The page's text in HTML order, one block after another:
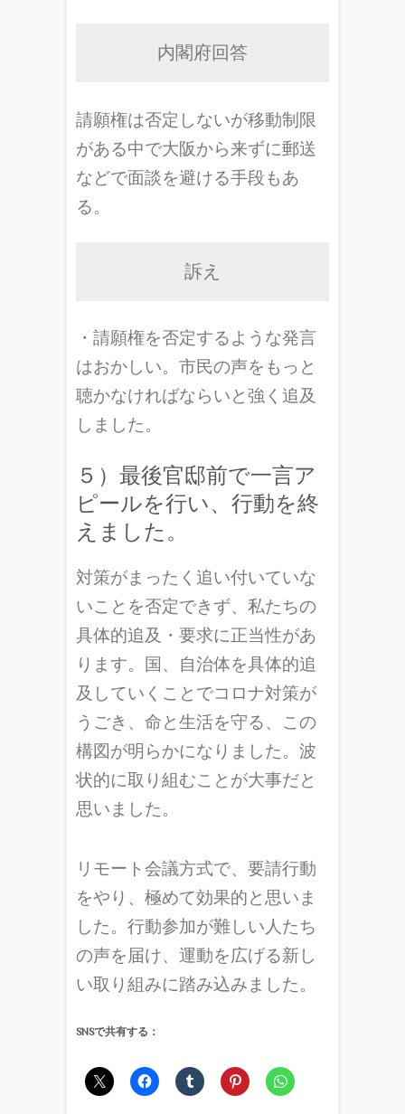
内閣府回答
請願権は否定しないが移動制限
がある中で大阪から来ずに郵送
などで面談を避ける手段もあ
る。
訴え
・請願権を否定するような発言
はおかしい。市民の声をもっと
聴かなければならいと強く追及
しました。
５）最後官邸前で一言ア
ピールを行い、行動を終
えました。
対策がまったく追い付いていな
いことを否定できず、私たちの
具体的追及・要求に正当性があ
ります。国、自治体を具体的追
及していくことでコロナ対策が
うごき、命と生活を守る、この
構図が明らかになりました。波
状的に取り組むことが大事だと
思いました。
リモート会議方式で、要請行動
をやり、極めて効果的と思いま
した。行動参加が難しい人たち
の声を届け、運動を広げる新し
い取り組みに踏み込みました。
SNSで共有する：